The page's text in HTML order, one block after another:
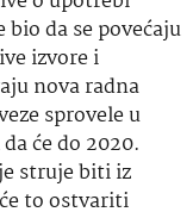
da se povećaju
izvore i
nova radna
sprovele u
će do 2020.
struje biti iz
to ostvariti